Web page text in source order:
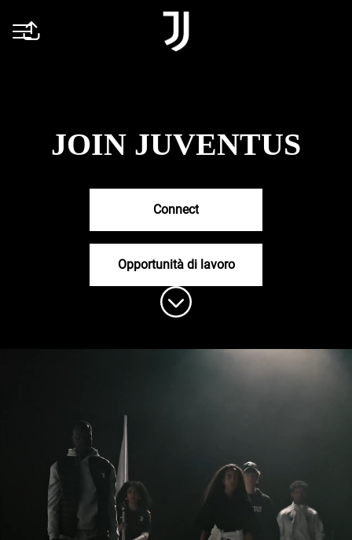
MENU CARRIERA
Condividi la pagina
JOIN JUVENTUS
Connect
Opportunità di lavoro
Scorri il contenuto
JOIN THE TEAM
BEHIND THE
TEAMS!